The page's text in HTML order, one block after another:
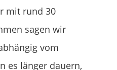
mit rund 30
sagen wir
vom
es länger dauern,